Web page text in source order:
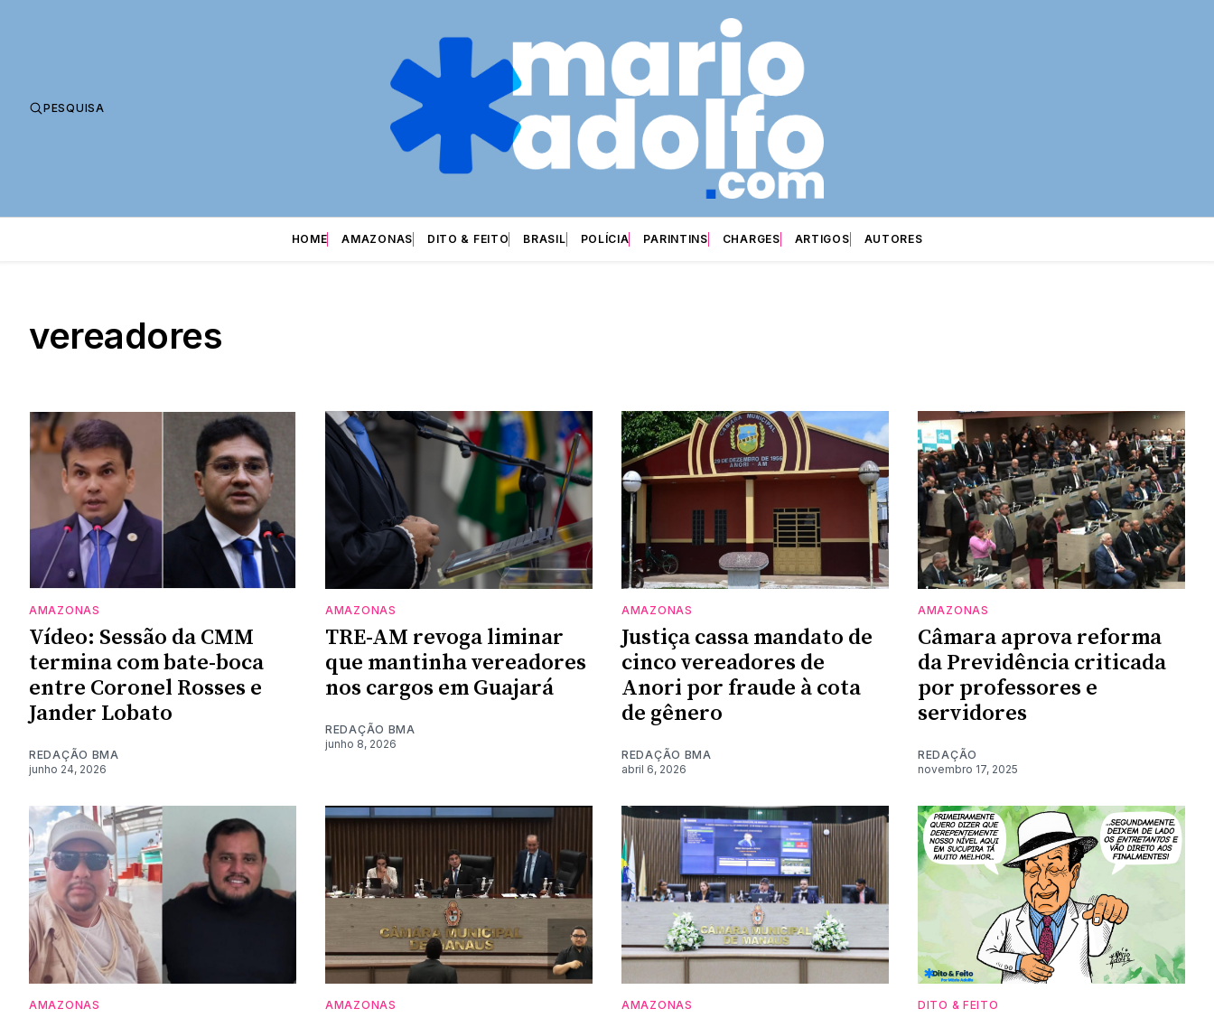
PESQUISA
HOME AMAZONAS DITO & FEITO BRASIL POLÍCIA PARINTINS CHARGES ARTIGOS AUTORES
vereadores
AMAZONAS
Vídeo: Sessão da CMM
termina com bate-boca
entre Coronel Rosses e
Jander Lobato
REDAÇÃO BMA
junho 24, 2026
AMAZONAS
TRE-AM revoga liminar
que mantinha vereadores
nos cargos em Guajará
REDAÇÃO BMA
junho 8, 2026
AMAZONAS
Justiça cassa mandato de
cinco vereadores de
Anori por fraude à cota
de gênero
REDAÇÃO BMA
abril 6, 2026
AMAZONAS
Câmara aprova reforma
da Previdência criticada
por professores e
servidores
REDAÇÃO
novembro 17, 2025
AMAZONAS AMAZONAS AMAZONAS DITO & FEITO